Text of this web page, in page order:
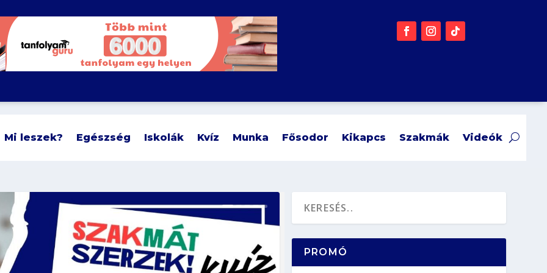
Mi leszek? Egészség Iskolák Kvíz Munka Fősodor Kikapcs Szakmák Videók
PROMÓ